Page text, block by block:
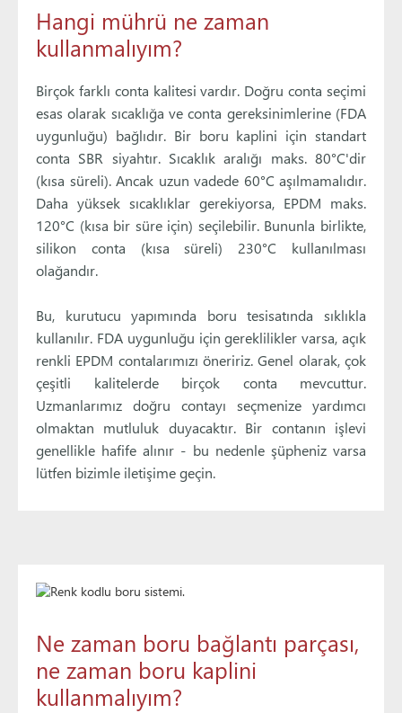
Hangi mührü ne zaman
kullanmalıyım?
Birçok farklı conta kalitesi vardır. Doğru conta seçimi
esas olarak sıcaklığa ve conta gereksinimlerine (FDA
uygunluğu) bağlıdır. Bir boru kaplini için standart
conta SBR siyahtır. Sıcaklık aralığı maks. 80°C'dir
(kısa süreli). Ancak uzun vadede 60°C aşılmamalıdır.
Daha yüksek sıcaklıklar gerekiyorsa, EPDM maks.
120°C (kısa bir süre için) seçilebilir. Bununla birlikte,
silikon conta (kısa süreli) 230°C kullanılması
olağandır.
Bu, kurutucu yapımında boru tesisatında sıklıkla
kullanılır. FDA uygunluğu için gereklilikler varsa, açık
renkli EPDM contalarımızı öneririz. Genel olarak, çok
çeşitli kalitelerde birçok conta mevcuttur.
Uzmanlarımız doğru contayı seçmenize yardımcı
olmaktan mutluluk duyacaktır. Bir contanın işlevi
genellikle hafife alınır - bu nedenle şüpheniz varsa
lütfen bizimle iletişime geçin.
Ne zaman boru bağlantı parçası,
ne zaman boru kaplini
kullanmalıyım?